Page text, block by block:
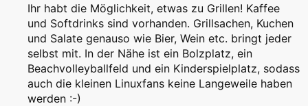
Ihr habt die Möglichkeit, etwas zu Grillen! Kaffee
und Softdrinks sind vorhanden. Grillsachen, Kuchen
und Salate genauso wie Bier, Wein etc. bringt jeder
selbst mit. In der Nähe ist ein Bolzplatz, ein
Beachvolleyballfeld und ein Kinderspielplatz, sodass
auch die kleinen Linuxfans keine Langeweile haben
werden :-)